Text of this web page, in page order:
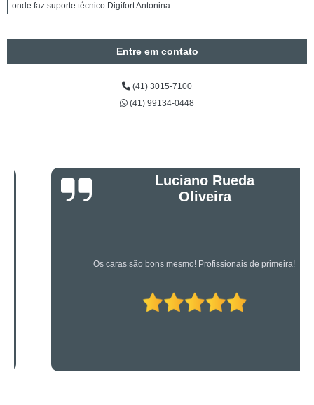
onde faz suporte técnico Digifort Antonina
Entre em contato
(41) 3015-7100
(41) 99134-0448
Luciano Rueda
Oliveira
Os caras são bons mesmo! Profissionais de primeira!